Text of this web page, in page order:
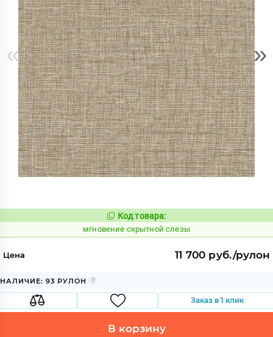
« »
Код:
948846
Код товара:
мгновение скрытной слезы
Цена 11 700 руб./рулон
НАЛИЧИЕ: 93 РУЛОН
Заказ в 1 клик
В корзину